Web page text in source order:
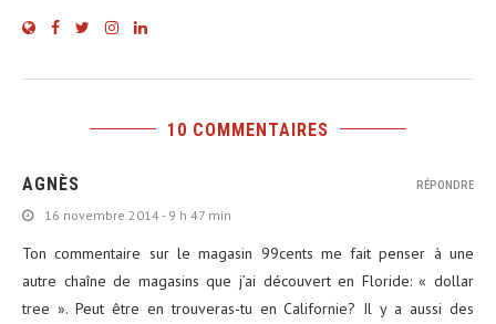
10 COMMENTAIRES
AGNÈS
16 novembre 2014 - 9 h 47 min
Ton commentaire sur le magasin 99cents me fait penser à une
autre chaîne de magasins que j’ai découvert en Floride: « dollar
tree ». Peut être en trouveras-tu en Californie? Il y a aussi des
RÉPONDRE